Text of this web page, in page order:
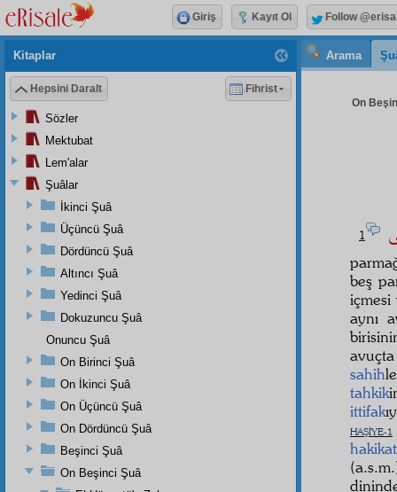
Arama
On
1
beş
aynı
sahih
tahkik
ittifak
HAŞİYE-1
hakikat
Kitaplar
Hepsini Daralt Fihrist
Sözler
Mektubat
Lem'alar
Şuâlar
İkinci Şuâ
Üçüncü Şuâ
Dördüncü Şuâ
Altıncı Şuâ
Yedinci Şuâ
Dokuzuncu Şuâ
Onuncu Şuâ
On Birinci Şuâ
On İkinci Şuâ
On Üçüncü Şuâ
On Dördüncü Şuâ
Beşinci Şuâ
On Beşinci Şuâ
Giriş Kayıt Ol Follow